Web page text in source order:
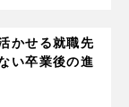
かせる就職先
い卒業後の進